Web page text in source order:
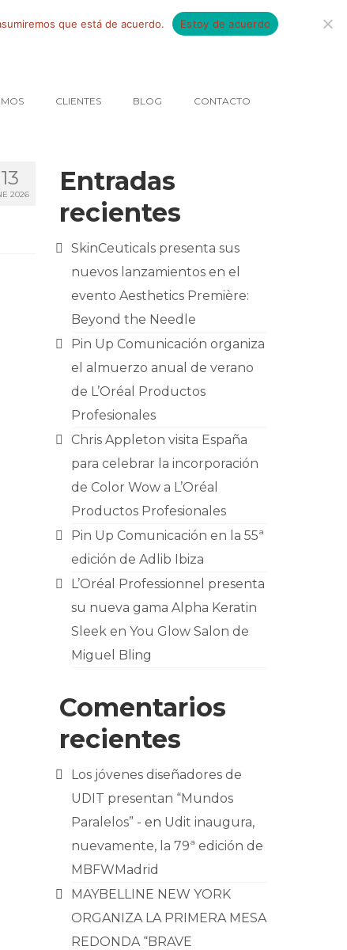
CLIENTES BLOG CONTACTO
13
2026
Entradas
recientes
SkinCeuticals presenta sus
nuevos lanzamientos en el
evento Aesthetics Première:
Beyond the Needle
Pin Up Comunicación organiza
el almuerzo anual de verano
de L’Oréal Productos
Profesionales
Chris Appleton visita España
para celebrar la incorporación
de Color Wow a L’Oréal
Productos Profesionales
Pin Up Comunicación en la 55ª
edición de Adlib Ibiza
L’Oréal Professionnel presenta
su nueva gama Alpha Keratin
Sleek en You Glow Salon de
Miguel Bling
Comentarios
recientes
Los jóvenes diseñadores de
UDIT presentan “Mundos
Paralelos” - en Udit inaugura,
nuevamente, la 79ª edición de
MBFWMadrid
MAYBELLINE NEW YORK
ORGANIZA LA PRIMERA MESA
REDONDA “BRAVE
que está de acuerdo. Estoy de acuerdo